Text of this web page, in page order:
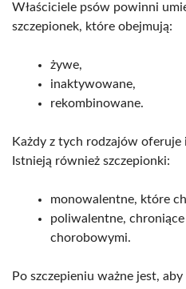
Właściciele psów powinni
szczepionek, które obejmują:
żywe,
inaktywowane,
rekombinowane.
Każdy z tych rodzajów
Istnieją również szczepionki:
monowalentne, które
poliwalentne,
chorobowymi.
Po szczepieniu ważne jest,